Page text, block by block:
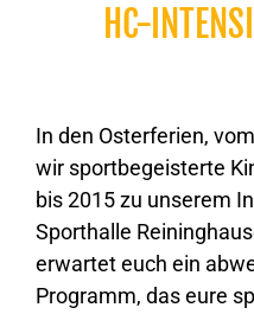
HC-
In den Osterferien,
wir sportbegeisterte
bis 2015 zu unserem
Sporthalle
erwartet euch ein
Programm, das eure